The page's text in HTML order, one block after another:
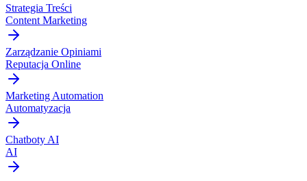
Strategia Treści
Content Marketing
Zarządzanie Opiniami
Reputacja Online
Marketing Automation
Automatyzacja
Chatboty AI
AI